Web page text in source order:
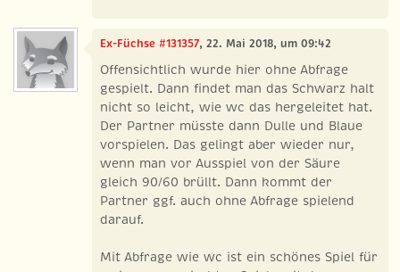
Ex-Füchse #131357, 22. Mai 2018, um 09:42
Offensichtlich wurde hier ohne Abfrage
gespielt. Dann findet man das Schwarz halt
nicht so leicht, wie wc das hergeleitet hat.
Der Partner müsste dann Dulle und Blaue
vorspielen. Das gelingt aber wieder nur,
wenn man vor Ausspiel von der Säure
gleich 90/60 brüllt. Dann kommt der
Partner ggf. auch ohne Abfrage spielend
darauf.
Mit Abfrage wie wc ist ein schönes Spiel für